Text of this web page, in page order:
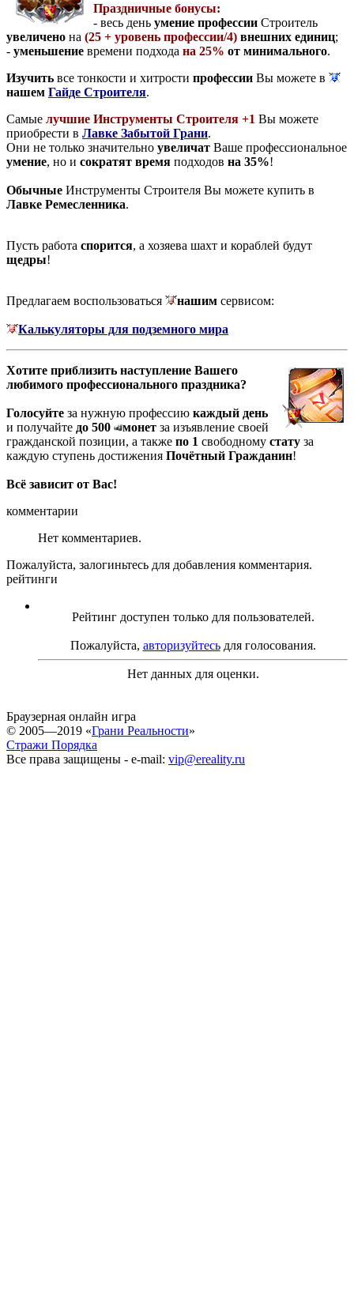
Праздничные бонусы:
- весь день умение профессии Строитель
увеличено на (25 + уровень профессии/4) внешних единиц;
- уменьшение времени подхода на 25% от минимального.
Изучить все тонкости и хитрости профессии Вы можете в
нашем Гайде Строителя.
Самые лучшие Инструменты Строителя +1 Вы можете
приобрести в Лавке Забытой Грани.
Они не только значительно увеличат Ваше профессиональное
умение, но и сократят время подходов на 35%!
Обычные Инструменты Строителя Вы можете купить в
Лавке Ремесленника.
Пусть работа спорится, а хозяева шахт и кораблей будут
щедры!
Предлагаем воспользоваться нашим сервисом:
Калькуляторы для подземного мира
Хотите приблизить наступление Вашего
любимого профессионального праздника?
Голосуйте за нужную профессию каждый день
и получайте до 500 монет за изъявление своей
гражданской позиции, а также по 1 свободному стату за
каждую ступень достижения Почётный Гражданин!
Всё зависит от Вас!
комментарии
Нет комментариев.
Пожалуйста, залогиньтесь для добавления комментария.
рейтинги
Рейтинг доступен только для пользователей.
Пожалуйста, авторизуйтесьдля голосования.
Нет данных для оценки.
Браузерная онлайн игра
© 2005—2019 «Грани Реальности»
Стражи Порядка
Все права защищены - e-mail: vip@ereality.ru